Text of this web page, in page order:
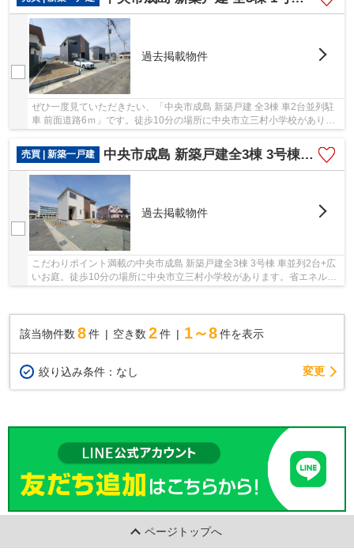
過去掲載物件
ぜひ一度見ていただきたい、「中央市成島 新築戸建 全3棟 車2台並列駐
車 前面道路6ｍ」です。徒歩10分の場所に中央市立三村小学校がありま
売買 | 新築一戸建
中央市成島 新築戸建全3棟 3号棟 車並列2台+広いお庭
過去掲載物件
こだわりポイント満載の中央市成島 新築戸建全3棟 3号棟 車並列2台+広
いお庭。徒歩10分の場所に中央市立三村小学校があります。省エネルギ
該当物件数 8件 空き数 2 件 1～8 件を表示
絞り込み条件： なし 変更
ページトップへ